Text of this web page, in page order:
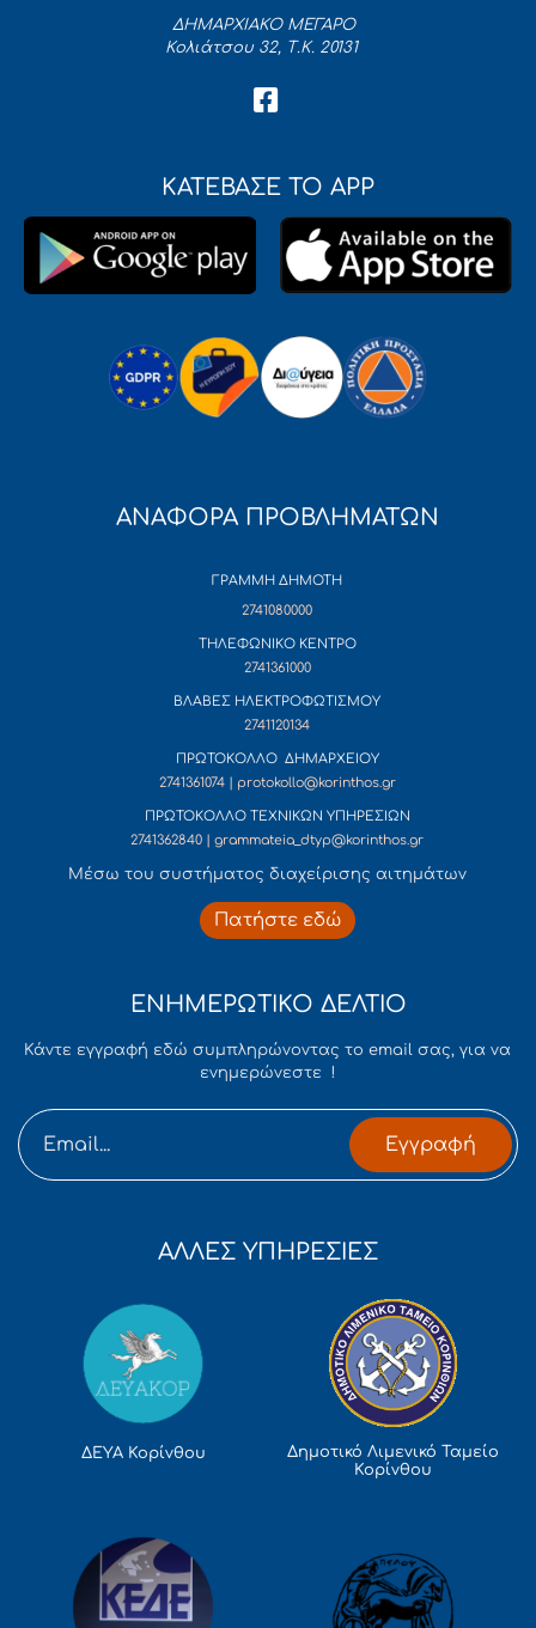
ΔΗΜΑΡΧΙΑΚΟ ΜΕΓΑΡΟ
Κολιάτσου 32, Τ.Κ. 20131
ΚΑΤΕΒΑΣΕ ΤΟ APP
ΑΝΑΦΟΡΑ ΠΡΟΒΛΗΜΑΤΩΝ
ΓΡΑΜΜΗ ΔΗΜΟΤΗ
2741080000
ΤΗΛΕΦΩΝΙΚΟ ΚΕΝΤΡΟ
2741361000
ΒΛΑΒΕΣ ΗΛΕΚΤΡΟΦΩΤΙΣΜΟΥ
2741120134
ΠΡΩΤΟΚΟΛΛΟ ΔΗΜΑΡΧΕΙΟΥ
2741361074 | protokollo@korinthos.gr
ΠΡΩΤΟΚΟΛΛΟ ΤΕΧΝΙΚΩΝ ΥΠΗΡΕΣΙΩΝ
2741362840 | grammateia_dtyp@korinthos.gr
Mέσω του συστήματος διαχείρισης αιτημάτων
Πατήστε εδώ
ΕΝΗΜΕΡΩΤΙΚΟ ΔΕΛΤΙΟ
Κάντε εγγραφή εδώ συμπληρώνοντας το email σας, για να
ενημερώνεστε !
Εγγραφή
ΑΛΛΕΣ ΥΠΗΡΕΣΙΕΣ
ΔΕΥΑ Κορίνθου
Δημοτικό Λιμενικό Ταμείο
Κορίνθου